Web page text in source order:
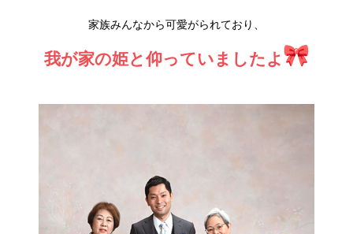
家族みんなから可愛がられており、
我が家の姫と仰っていましたよ